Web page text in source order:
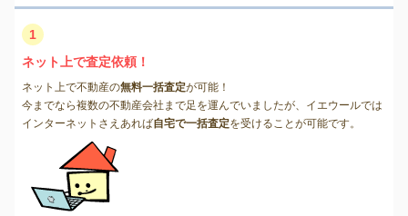
1
ネット上で査定依頼！
ネット上で不動産の無料一括査定が可能！
今までなら複数の不動産会社まで足を運んでいましたが、イエウールでは
インターネットさえあれば自宅で一括査定を受けることが可能です。